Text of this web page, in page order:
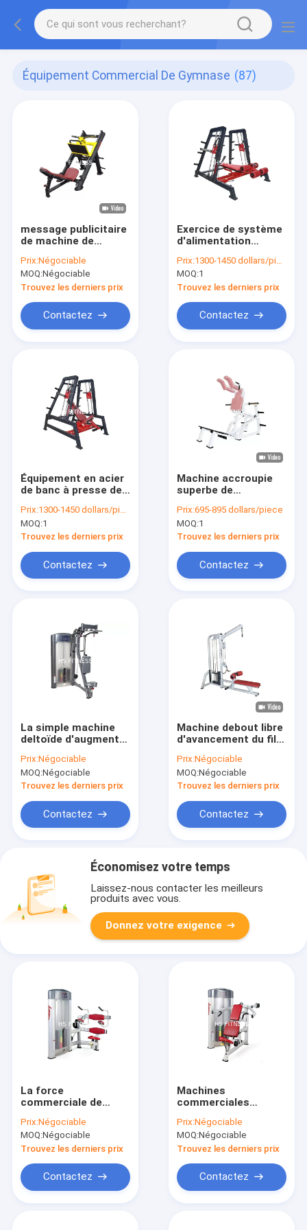
Équipement Commercial De Gymnase (87)
message publicitaire
de machine de
l'équipement 45° de
gymnase de force de
marteau de
100*50mm
Prix:Négociable
MOQ:Négociable
Trouvez les derniers prix
Contactez
Exercice de système
d'alimentation
gymnase de Q235 HS
Smith Machine For
Bench Press
Prix:1300-1450 dollars/piece
MOQ:1
Trouvez les derniers prix
Contactez
Équipement en acier
de banc à presse de
de Smith Machine
Dual System Upper
de puissance
Prix:1300-1450 dollars/piece
MOQ:1
Trouvez les derniers prix
Contactez
Machine accroupie
superbe de
d'équipement
commercial
d'exercice de
Prix:695-895 dollars/piece
MOQ:1
Trouvez les derniers prix
Contactez
La simple machine
deltoïde d'augmenter
l'équipement multi de
gymnase
Prix:Négociable
MOQ:Négociable
Trouvez les derniers prix
Contactez
Machine debout libre
d'avancement du film
d'entraînement HS
d'équipement
d'intérieur de
rangée posée
Prix:Négociable
MOQ:Négociable
Trouvez les derniers prix
Contactez
Économisez votre temps
Laissez-nous contacter les meilleurs
produits avec vous.
Donnez votre exigence
La force
commerciale de
vie usine la
conception elliptique
pour le craquement
abdominal
Prix:Négociable
MOQ:Négociable
Trouvez les derniers prix
Contactez
Machines
commerciales
gymnase de
Musculation,
équipement de
presse d'épaule de
forme physique de la
vie
Prix:Négociable
MOQ:Négociable
Trouvez les derniers prix
Contactez